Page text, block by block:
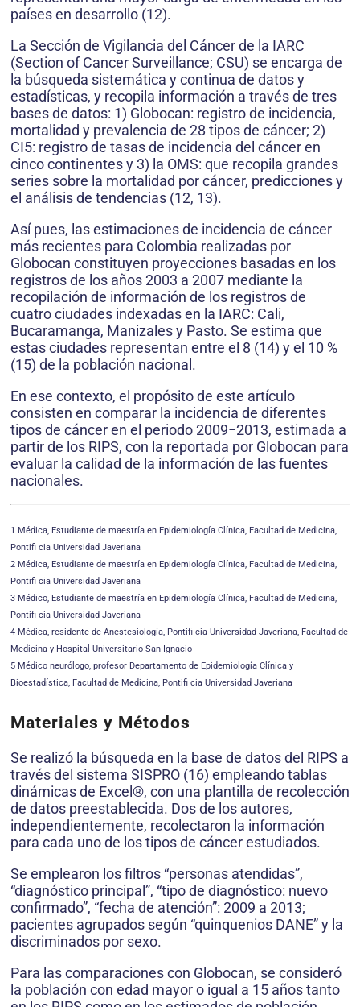
países en desarrollo (12).
La Sección de Vigilancia del Cáncer de la IARC
(Section of Cancer Surveillance; CSU) se encarga de
la búsqueda sistemática y continua de datos y
estadísticas, y recopila información a través de tres
bases de datos: 1) Globocan: registro de incidencia,
mortalidad y prevalencia de 28 tipos de cáncer; 2)
CI5: registro de tasas de incidencia del cáncer en
cinco continentes y 3) la OMS: que recopila grandes
series sobre la mortalidad por cáncer, predicciones y
el análisis de tendencias (12, 13).
Así pues, las estimaciones de incidencia de cáncer
más recientes para Colombia realizadas por
Globocan constituyen proyecciones basadas en los
registros de los años 2003 a 2007 mediante la
recopilación de información de los registros de
cuatro ciudades indexadas en la IARC: Cali,
Bucaramanga, Manizales y Pasto. Se estima que
estas ciudades representan entre el 8 (14) y el 10 %
(15) de la población nacional.
En ese contexto, el propósito de este artículo
consisten en comparar la incidencia de diferentes
tipos de cáncer en el periodo 2009−2013, estimada a
partir de los RIPS, con la reportada por Globocan para
evaluar la calidad de la información de las fuentes
nacionales.
1 Médica, Estudiante de maestría en Epidemiología Clínica, Facultad de Medicina,
Pontifi cia Universidad Javeriana
2 Médica, Estudiante de maestría en Epidemiología Clínica, Facultad de Medicina,
Pontifi cia Universidad Javeriana
3 Médico, Estudiante de maestría en Epidemiología Clínica, Facultad de Medicina,
Pontifi cia Universidad Javeriana
4 Médica, residente de Anestesiología, Pontifi cia Universidad Javeriana, Facultad de
Medicina y Hospital Universitario San Ignacio
5 Médico neurólogo, profesor Departamento de Epidemiología Clínica y
Bioestadística, Facultad de Medicina, Pontifi cia Universidad Javeriana
Materiales y Métodos
Se realizó la búsqueda en la base de datos del RIPS a
través del sistema SISPRO (16) empleando tablas
dinámicas de Excel®, con una plantilla de recolección
de datos preestablecida. Dos de los autores,
independientemente, recolectaron la información
para cada uno de los tipos de cáncer estudiados.
Se emplearon los filtros “personas atendidas”,
“diagnóstico principal”, “tipo de diagnóstico: nuevo
confirmado”, “fecha de atención”: 2009 a 2013;
pacientes agrupados según “quinquenios DANE” y la
discriminados por sexo.
Para las comparaciones con Globocan, se consideró
la población con edad mayor o igual a 15 años tanto